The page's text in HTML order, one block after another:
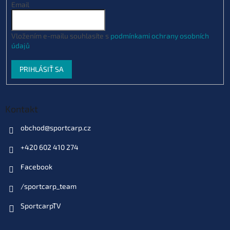
Email
Vložením e-mailu souhlasíte s podmínkami ochrany osobních
údajů
PRIHLÁSIŤ SA
Kontakt
obchod@sportcarp.cz
+420 602 410 274
Facebook
/sportcarp_team
SportcarpTV